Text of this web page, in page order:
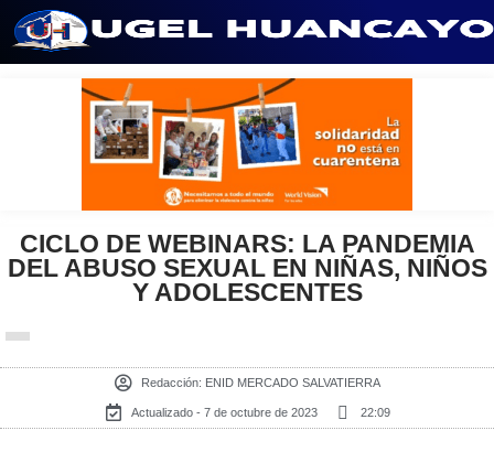
CICLO DE WEBINARS: LA PANDEMIA
DEL ABUSO SEXUAL EN NIÑAS, NIÑOS
Y ADOLESCENTES
Redacción: ENID MERCADO SALVATIERRA
Actualizado - 7 de octubre de 2023 22:09